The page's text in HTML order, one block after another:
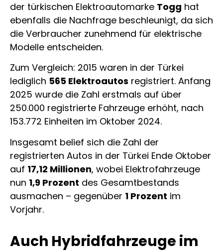
der türkischen Elektroautomarke Togg hat
ebenfalls die Nachfrage beschleunigt, da sich
die Verbraucher zunehmend für elektrische
Modelle entscheiden.
Zum Vergleich: 2015 waren in der Türkei
lediglich 565 Elektroautos registriert. Anfang
2025 wurde die Zahl erstmals auf über
250.000 registrierte Fahrzeuge erhöht, nach
153.772 Einheiten im Oktober 2024.
Insgesamt belief sich die Zahl der
registrierten Autos in der Türkei Ende Oktober
auf 17,12 Millionen, wobei Elektrofahrzeuge
nun 1,9 Prozent des Gesamtbestands
ausmachen – gegenüber 1 Prozent im
Vorjahr.
Auch Hybridfahrzeuge im